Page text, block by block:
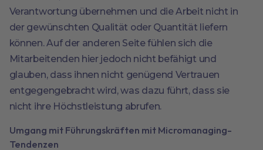
Verantwortung übernehmen und die Arbeit nicht in
der gewünschten Qualität oder Quantität liefern
können. Auf der anderen Seite fühlen sich die
Mitarbeitenden hier jedoch nicht befähigt und
glauben, dass ihnen nicht genügend Vertrauen
entgegengebracht wird, was dazu führt, dass sie
nicht ihre Höchstleistung abrufen.
Umgang mit Führungskräften mit Micromanaging-
Tendenzen